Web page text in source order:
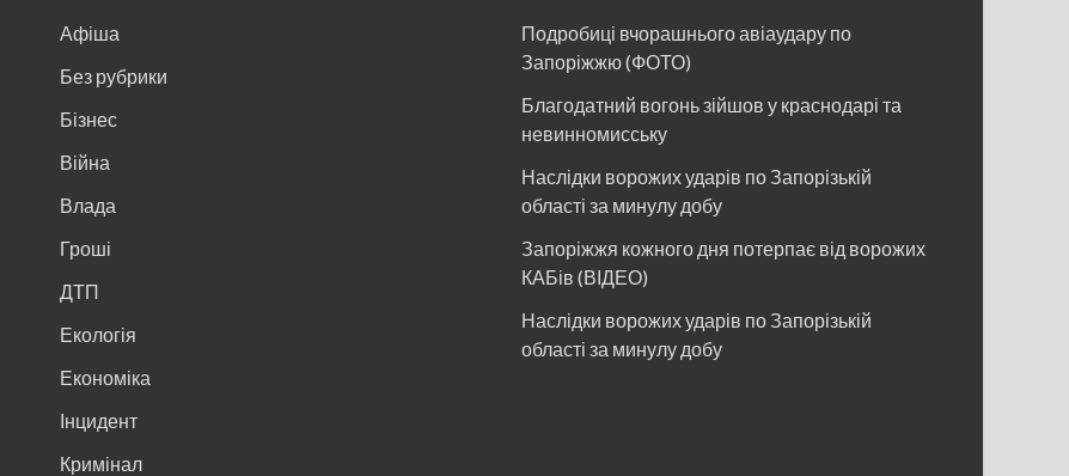
Афіша
Без рубрики
Бізнес
Війна
Влада
Гроші
ДТП
Екологія
Економіка
Інцидент
Кримінал
Подробиці вчорашнього авіаудару по
Запоріжжю (ФОТО)
Благодатний вогонь зійшов у краснодарі та
невинномисську
Наслідки ворожих ударів по Запорізькій
області за минулу добу
Запоріжжя кожного дня потерпає від ворожих
КАБів (ВІДЕО)
Наслідки ворожих ударів по Запорізькій
області за минулу добу